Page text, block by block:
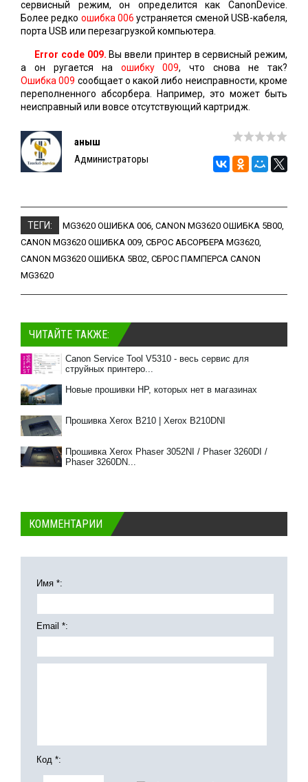
сервисный режим, он определится как CanonDevice.
Более редко ошибка 006 устраняется сменой USB-кабеля,
порта USB или перезагрузкой компьютера.
Error code 009. Вы ввели принтер в сервисный режим,
а он ругается на ошибку 009, что снова не так?
Ошибка 009 сообщает о какой либо неисправности, кроме
переполненного абсорбера. Например, это может быть
неисправный или вовсе отсутствующий картридж.
Қаныш
Администраторы
ТЕГИ: MG3620 ОШИБКА 006, CANON MG3620 ОШИБКА 5B00,
CANON MG3620 ОШИБКА 009, СБРОС АБСОРБЕРА MG3620,
CANON MG3620 ОШИБКА 5B02, СБРОС ПАМПЕРСА CANON
MG3620
ЧИТАЙТЕ ТАКЖЕ:
Canon Service Tool V5310 - весь сервис для
струйных принтеро...
Новые прошивки HP, которых нет в магазинах
Прошивка Xerox B210 | Xerox B210DNI
Прошивка Xerox Phaser 3052NI / Phaser 3260DI /
Phaser 3260DN...
КОММЕНТАРИИ
Имя *:
Email *:
Код *: